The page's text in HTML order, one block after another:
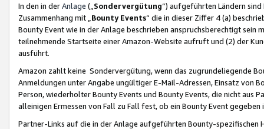
In den in derAnlage („ Sondervergütung“) aufgeführten Ländern
Zusammenhang mit „ Bounty Events“ die in dieser Ziffer 4 (a)
Bounty Event wie in der Anlage beschrieben anspruchsberechtigt sein
teilnehmende Startseite einer Amazon-Website aufruft und (2) der
ausführt.
Amazon zahlt keine Sondervergütung, wenn das zugrundeliegende
Anmeldungen unter Angabe ungültiger E-Mail-Adressen, Einsatz von
Person, wiederholter Bounty Events und Bounty Events, die nicht
alleinigen Ermessen von Fall zu Fall fest, ob ein Bounty Event
Partner-Links auf die in der Anlage aufgeführten Bounty-spezifischen